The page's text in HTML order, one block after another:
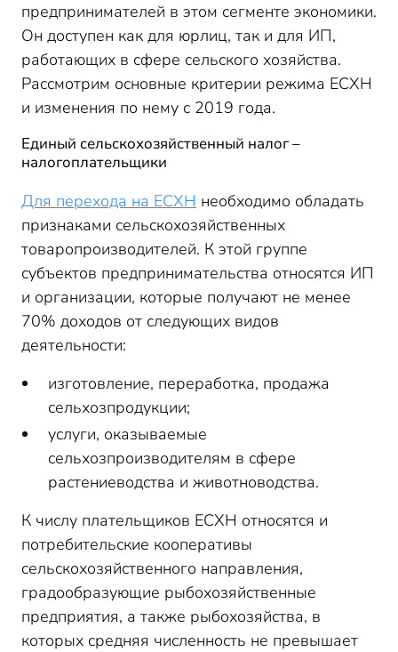
предпринимателей в этом сегменте экономики.
Он доступен как для юрлиц, так и для ИП,
работающих в сфере сельского хозяйства.
Рассмотрим основные критерии режима ЕСХН
и изменения по нему с 2019 года.
Единый сельскохозяйственный налог –
налогоплательщики
Для перехода на ЕСХН необходимо обладать
признаками сельскохозяйственных
товаропроизводителей. К этой группе
субъектов предпринимательства относятся ИП
и организации, которые получают не менее
70% доходов от следующих видов
деятельности:
изготовление, переработка, продажа
сельхозпродукции;
услуги, оказываемые
сельхозпроизводителям в сфере
растениеводства и животноводства.
К числу плательщиков ЕСХН относятся и
потребительские кооперативы
сельскохозяйственного направления,
градообразующие рыбохозяйственные
предприятия, а также рыбохозяйства, в
которых средняя численность не превышает